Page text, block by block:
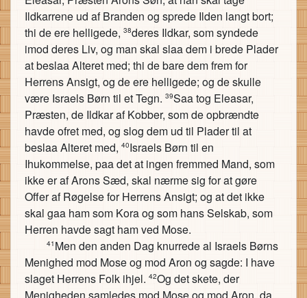
Ildkarrene ud af Branden og sprede Ilden langt bort;
thi de ere helligede, 38deres Ildkar, som syndede
imod deres Liv, og man skal slaa dem i brede Plader
at beslaa Alteret med; thi de bare dem frem for
Herrens Ansigt, og de ere helligede; og de skulle
være Israels Børn til et Tegn. 39Saa tog Eleasar,
Præsten, de Ildkar af Kobber, som de opbrændte
havde ofret med, og slog dem ud til Plader til at
beslaa Alteret med, 40Israels Børn til en
Ihukommelse, paa det at ingen fremmed Mand, som
ikke er af Arons Sæd, skal nærme sig for at gøre
Offer af Røgelse for Herrens Ansigt; og at det ikke
skal gaa ham som Kora og som hans Selskab, som
Herren havde sagt ham ved Mose.
41 Men den anden Dag knurrede al Israels Børns
Menighed mod Mose og mod Aron og sagde: I have
slaget Herrens Folk ihjel. 42Og det skete, der